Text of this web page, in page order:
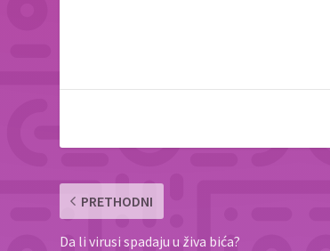
PRETHODNI
Da li virusi spadaju u živa bića?